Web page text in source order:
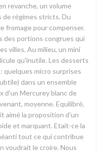
revanche, un volume
de régimes stricts. Du
fromage pour compenser.
des portions congrues qui
villes. Au milieu, un mini
qu'inutile. Les desserts
quelques micro surprises
dans un ensemble
d'un Mercurey blanc de
moyenne. Equilibré,
aimé la proposition d'un
et marquant. Etait-ce la
tout ce qui contribue
voudrait le croire. Nous